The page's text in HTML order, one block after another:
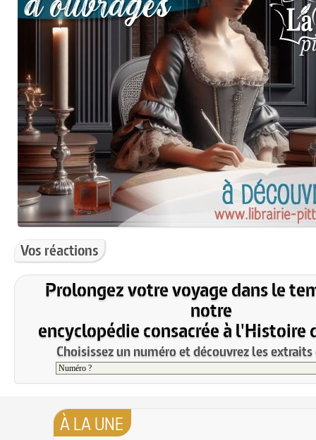
Vos réactions
Prolongez votre voyage dans le
notre
encyclopédie consacrée à l'Histoire
Choisissez un numéro et découvrez les
À LA UNE